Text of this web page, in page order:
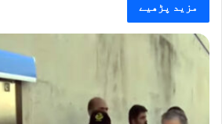
مزید پڑھیے